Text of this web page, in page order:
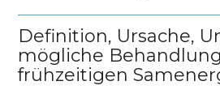
Definition, Ursache,
mögliche
frühzeitigen